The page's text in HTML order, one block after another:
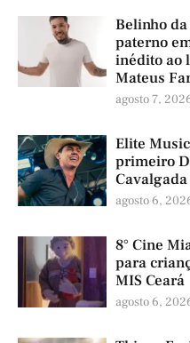
Belinho
paterno
inédito ao
Mateus
agosto 7,
Elite
primeiro
agosto 6,
8° Cine
para
MIS Ceará
agosto 6,